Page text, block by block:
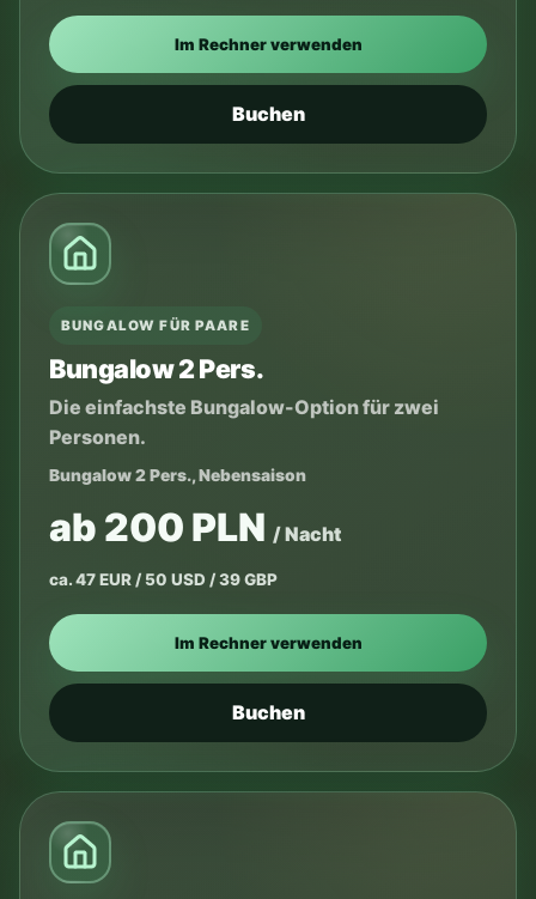
Im Rechner verwenden
Buchen
BUNGALOW FÜR PAARE
Bungalow 2 Pers.
Die einfachste Bungalow-Option für zwei
Personen.
Bungalow 2 Pers., Nebensaison
ab 200 PLN / Nacht
ca. 47 EUR / 50 USD / 39 GBP
Im Rechner verwenden
Buchen